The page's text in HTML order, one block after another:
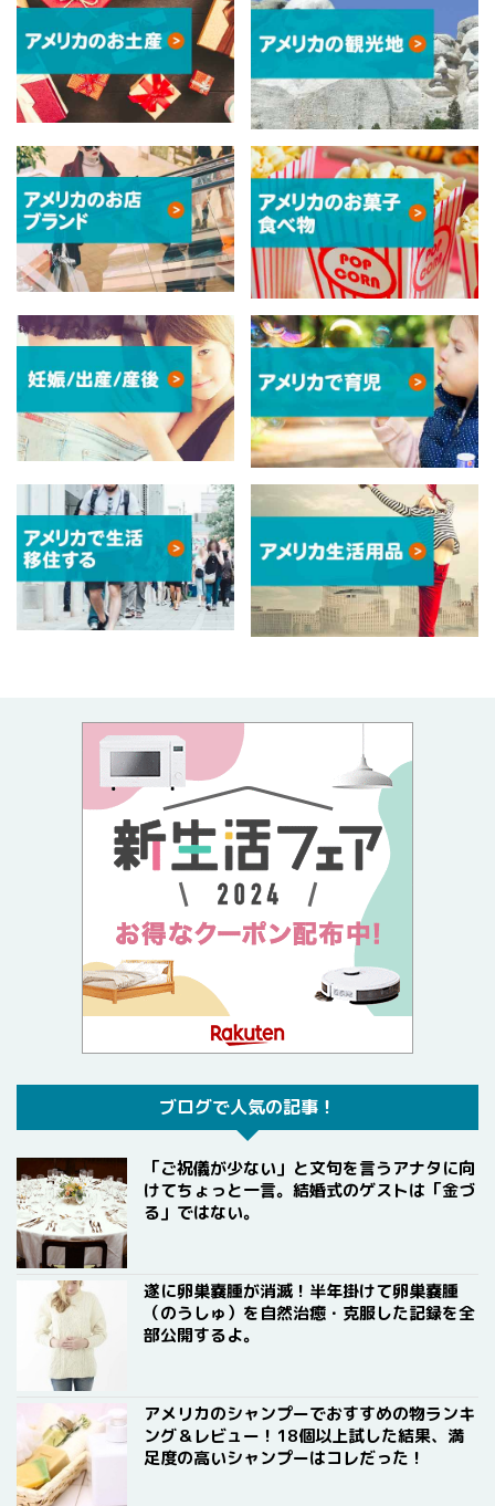
ブログで人気の記事！
「ご祝儀が少ない」と文句を言うアナタに向
けてちょっと一言。結婚式のゲストは「金づ
る」ではない。
遂に卵巣嚢腫が消滅！半年掛けて卵巣嚢腫
（のうしゅ）を自然治癒・克服した記録を全
部公開するよ。
アメリカのシャンプーでおすすめの物ランキ
ング＆レビュー！18個以上試した結果、満
足度の高いシャンプーはコレだった！